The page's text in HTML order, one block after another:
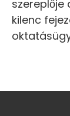
szereplője
kilenc